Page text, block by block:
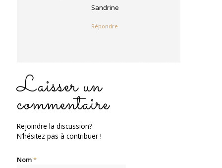
Sandrine
Répondre
Laisser un
commentaire
Rejoindre la discussion?
N’hésitez pas à contribuer !
Nom*